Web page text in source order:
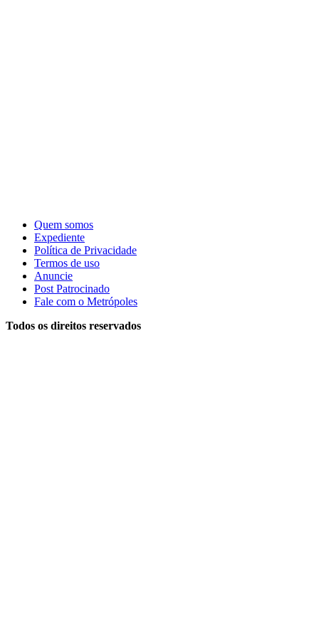
Quem somos
Expediente
Política de Privacidade
Termos de uso
Anuncie
Post Patrocinado
Fale com o Metrópoles
Todos os direitos reservados